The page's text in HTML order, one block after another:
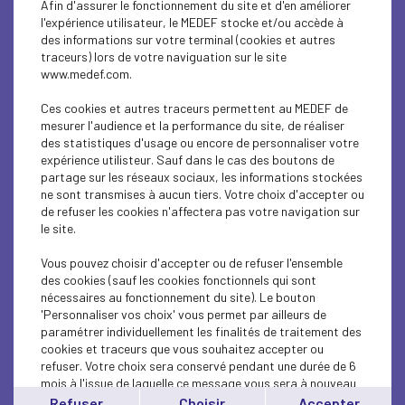
ECONOMY
ECONOMY
ECONOMY
ECONOMY
ECONOMY
ECONOMY
ECONOMY
ECONOMY
ECONOMY
Afin d'assurer le fonctionnement du site et d'en améliorer
l'expérience utilisateur, le MEDEF stocke et/ou accède à
des informations sur votre terminal (cookies et autres
traceurs) lors de votre naviguation sur le site
www.medef.com.
Ces cookies et autres traceurs permettent au MEDEF de
mesurer l'audience et la performance du site, de réaliser
des statistiques d'usage ou encore de personnaliser votre
expérience utilisteur. Sauf dans le cas des boutons de
partage sur les réseaux sociaux, les informations stockées
ne sont transmises à aucun tiers. Votre choix d'accepter ou
de refuser les cookies n'affectera pas votre navigation sur
le site.
Vous pouvez choisir d'accepter ou de refuser l'ensemble
des cookies (sauf les cookies fonctionnels qui sont
nécessaires au fonctionnement du site). Le bouton
'Personnaliser vos choix' vous permet par ailleurs de
paramétrer individuellement les finalités de traitement des
cookies et traceurs que vous souhaitez accepter ou
refuser. Votre choix sera conservé pendant une durée de 6
mois à l'issue de laquelle ce message vous sera à nouveau
affiché..